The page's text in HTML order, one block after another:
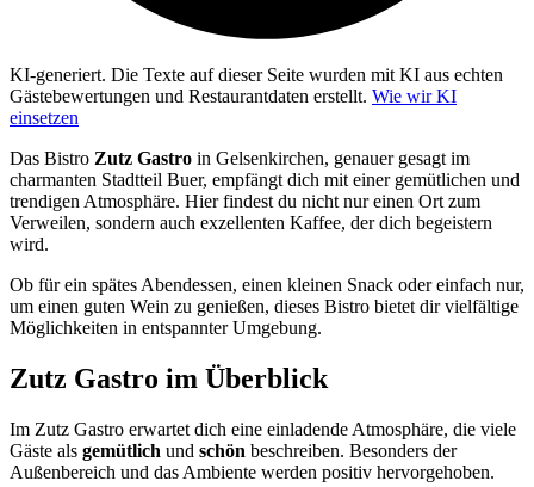
KI-generiert. Die Texte auf dieser Seite wurden mit KI aus echten
Gästebewertungen und Restaurantdaten erstellt. Wie wir KI
einsetzen
Das Bistro Zutz Gastro in Gelsenkirchen, genauer gesagt im
charmanten Stadtteil Buer, empfängt dich mit einer gemütlichen und
trendigen Atmosphäre. Hier findest du nicht nur einen Ort zum
Verweilen, sondern auch exzellenten Kaffee, der dich begeistern
wird.
Ob für ein spätes Abendessen, einen kleinen Snack oder einfach nur,
um einen guten Wein zu genießen, dieses Bistro bietet dir vielfältige
Möglichkeiten in entspannter Umgebung.
Zutz Gastro im Überblick
Im Zutz Gastro erwartet dich eine einladende Atmosphäre, die viele
Gäste als gemütlich und schön beschreiben. Besonders der
Außenbereich und das Ambiente werden positiv hervorgehoben.